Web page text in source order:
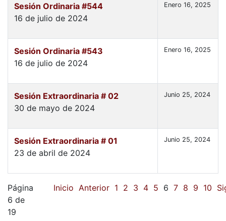
Sesión Ordinaria #544
16 de julio de 2024
Enero 16, 2025
Sesión Ordinaria #543
16 de julio de 2024
Enero 16, 2025
Sesión Extraordinaria # 02
30 de mayo de 2024
Junio 25, 2024
Sesión Extraordinaria # 01
23 de abril de 2024
Junio 25, 2024
Página
6 de
19
Inicio Anterior 1 2 3 4 5 6 7 8 9 10